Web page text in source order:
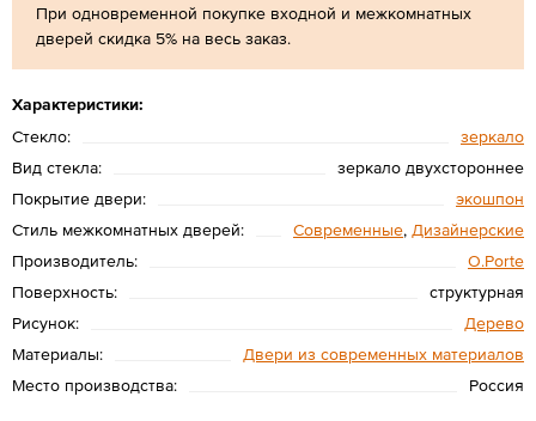
При одновременной покупке входной и межкомнатных
дверей скидка 5% на весь заказ.
Характеристики:
Стекло:
зеркало
Вид стекла:
зеркало двухстороннее
Покрытие двери:
экошпон
Стиль межкомнатных дверей:
Современные, Дизайнерские
Производитель:
O.Porte
Поверхность:
структурная
Рисунок:
Дерево
Материалы:
Двери из современных материалов
Место производства:
Россия